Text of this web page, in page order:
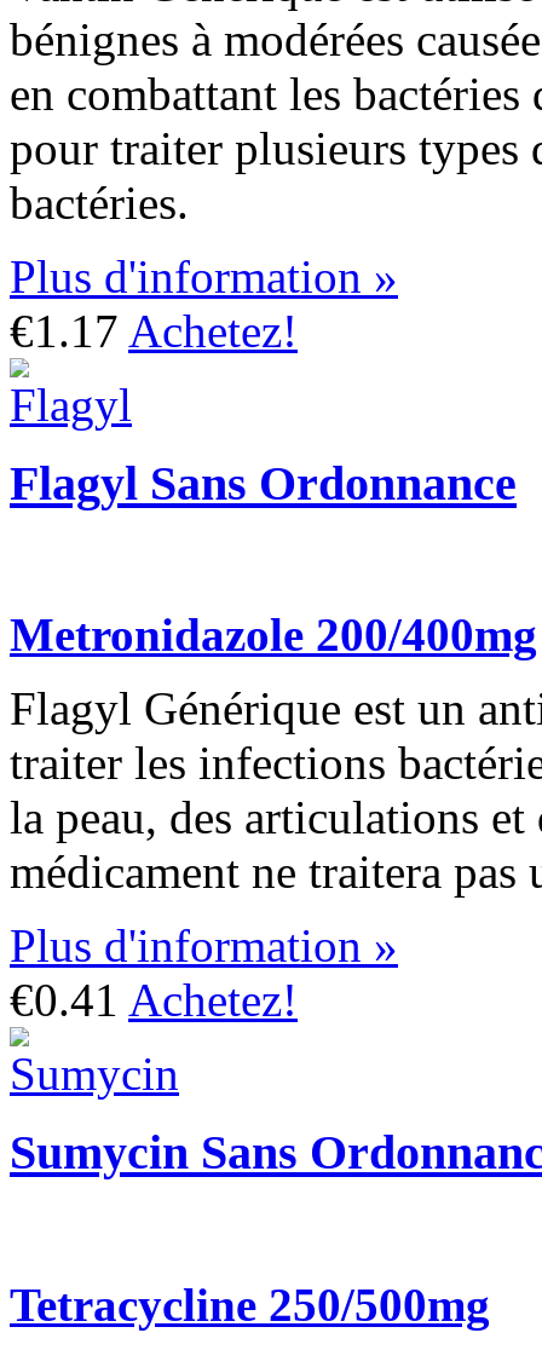
bénignes à modérées
en combattant les
pour traiter plusieurs types
bactéries.
Plus d'information »
€1.17 Achetez!
Flagyl Sans Ordonnance
Metronidazole 200/400mg
Flagyl Générique est un
traiter les infections
la peau, des articulations
médicament ne traitera
Plus d'information »
€0.41 Achetez!
Sumycin Sans
Tetracycline 250/500mg